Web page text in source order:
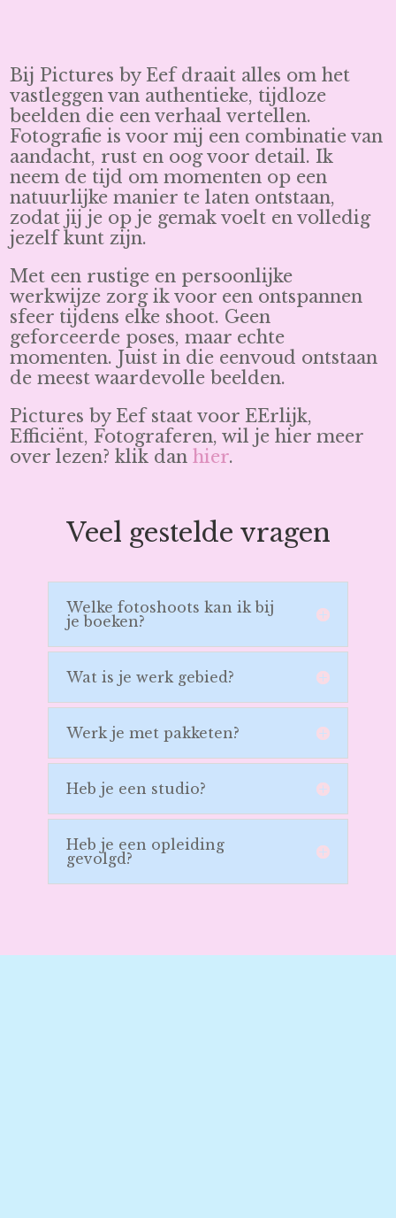
Bij Pictures by Eef draait alles om het
vastleggen van authentieke, tijdloze
beelden die een verhaal vertellen.
Fotografie is voor mij een combinatie van
aandacht, rust en oog voor detail. Ik
neem de tijd om momenten op een
natuurlijke manier te laten ontstaan,
zodat jij je op je gemak voelt en volledig
jezelf kunt zijn.
Met een rustige en persoonlijke
werkwijze zorg ik voor een ontspannen
sfeer tijdens elke shoot. Geen
geforceerde poses, maar echte
momenten. Juist in die eenvoud ontstaan
de meest waardevolle beelden.
Pictures by Eef staat voor EErlijk,
Efficiënt, Fotograferen, wil je hier meer
over lezen? klik danhier.
Veel gestelde vragen
Welke fotoshoots kan ik bij
je boeken?
Wat is je werk gebied?
Werk je met pakketen?
Heb je een studio?
Heb je een opleiding
gevolgd?